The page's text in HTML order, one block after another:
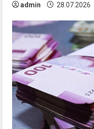
admin 28.07.2026